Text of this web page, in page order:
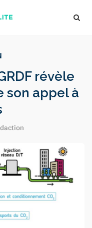
révèle
son appel à